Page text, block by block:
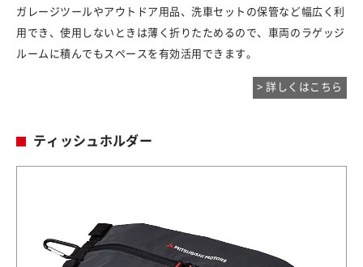
ガレージツールやアウトドア用品、洗車セットの保管など幅広く利
用でき、使用しないときは薄く折りたためるので、車両のラゲッジ
ルームに積んでもスペースを有効活用できます。
> 詳しくはこちら
ティッシュホルダー